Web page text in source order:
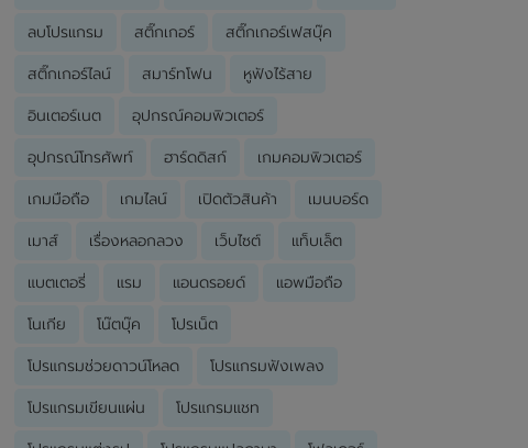
ลบโปรแกรม สติ๊กเกอร์ สติ๊กเกอร์เฟสบุ๊ค
สติ๊กเกอร์ไลน์ สมาร์ทโฟน หูฟังไร้สาย
อินเตอร์เนต อุปกรณ์คอมพิวเตอร์
อุปกรณ์โทรศัพท์ ฮาร์ดดิสก์ เกมคอมพิวเตอร์
เกมมือถือ เกมไลน์ เปิดตัวสินค้า เมนบอร์ด
เมาส์ เรื่องหลอกลวง เว็บไซต์ แท็บเล็ต
แบตเตอรี่ แรม แอนดรอยด์ แอพมือถือ
โนเกีย โน๊ตบุ๊ค โปรเน็ต
โปรแกรมช่วยดาวน์โหลด โปรแกรมฟังเพลง
โปรแกรมเขียนแผ่น โปรแกรมแชท